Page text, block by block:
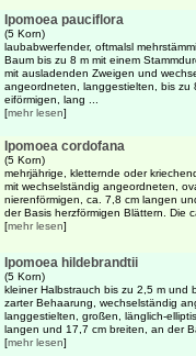
Ipomoea pauciflora
(5 Korn)
laubabwerfender, oftmalsl
Baum bis zu 8 m mit einem
mit ausladenden Zweigen und
angeordneten, langgestielten, bis zu
eiförmigen, lang ...
[mehr lesen]
Ipomoea cordofana
(5 Korn)
mehrjährige, kletternde oder
mit wechselständig angeordneten,
nierenförmigen, ca. 7,8 cm langen
der Basis herzförmigen Blättern. Die
[mehr lesen]
Ipomoea hildebrandtii
(5 Korn)
kleiner Halbstrauch bis zu 2,5 m und
zarter Behaarung, wechselständig
langgestielten, großen, länglich-
langen und 17,7 cm breiten, an der
[mehr lesen]